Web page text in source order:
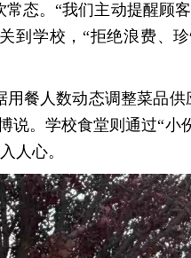
。“我们主动提醒顾客
到学校，“拒绝浪费、
餐人数动态调整菜品供
。学校食堂则通过“小
人心。